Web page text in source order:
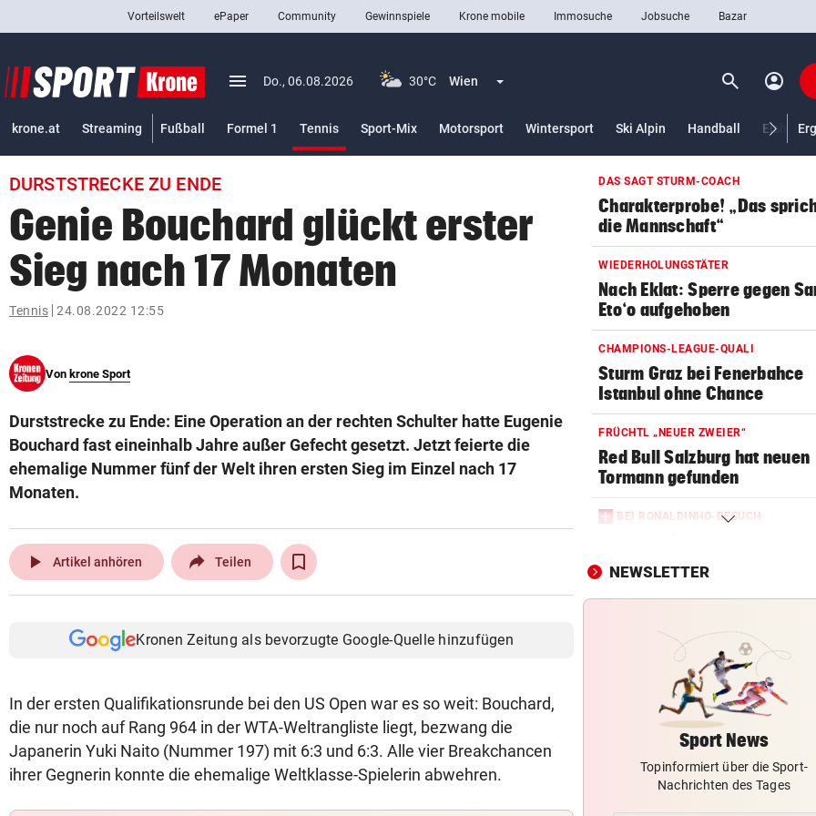
closeSchließen
Abonnieren
arrow_right
pin_drop
bookmark
search
Suchbegriff
© Krone Multimedia GmbH & Co KG 2026
Muthgasse 2, 1190 Wien
Vorteilswelt ePaper Community Gewinnspiele Krone mobile Immosuche Jobsuche Bazar
menu Menü aufklappen
Do., 06.08.2026 30°C Wien Menü aufklappen search Suchen
account_circle
krone.at Streaming Fußball Formel 1 Tennis
Sport-Mix
Motorsport Wintersport Ski Alpin Handball
DURSTSTRECKE ZU ENDE
Genie Bouchard glückt erster
Sieg nach 17 Monaten
Tennis 24.08.2022 12:55
Von krone Sport
Durststrecke zu Ende: Eine Operation an der rechten Schulter hatte Eugenie
Bouchard fast eineinhalb Jahre außer Gefecht gesetzt. Jetzt feierte die
ehemalige Nummer fünf der Welt ihren ersten Sieg im Einzel nach 17
Monaten.
play_arrow Artikel anhören Teilen
Kronen Zeitung als bevorzugte Google-Quelle hinzufügen
In der ersten Qualifikationsrunde bei den US Open war es so weit: Bouchard,
die nur noch auf Rang 964 in der WTA-Weltrangliste liegt, bezwang die
Japanerin Yuki Naito (Nummer 197) mit 6:3 und 6:3. Alle vier Breakchancen
ihrer Gegnerin konnte die ehemalige Weltklasse-Spielerin abwehren.
DAS SAGT STURM-COACH
Charakterprobe! „Das
die Mannschaft“
WIEDERHOLUNGSTÄTER
Nach Eklat: Sperre gegen
Eto‘o aufgehoben
CHAMPIONS-LEAGUE-QUALI
Sturm Graz bei Fenerbahce
Istanbul ohne Chance
FRÜCHTL „NEUER ZWEIER“
Red Bull Salzburg hat neuen
Tormann gefunden
BEI RONALDINHO-BESUCH
den Wörthersee
DANK MEGA-ABLÖSE
Premier-League-Klub
CHAMPIONS-LEAGUE-QUALI
Darum spielte Sturm Graz
Brustsponsor
CHAMPIONS-LEAGUE-QUALI
Tor-Spektakel! St. Pölten
NEWSLETTER
Sport News
Topinformiert über die Sport-
Nachrichten des Tages